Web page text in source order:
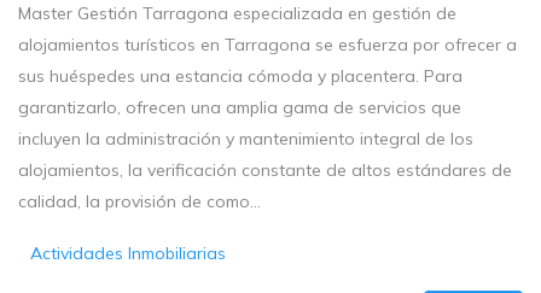
Master Gestión Tarragona especializada en gestión de
alojamientos turísticos en Tarragona se esfuerza por ofrecer a
sus huéspedes una estancia cómoda y placentera. Para
garantizarlo, ofrecen una amplia gama de servicios que
incluyen la administración y mantenimiento integral de los
alojamientos, la verificación constante de altos estándares de
calidad, la provisión de como...
Actividades Inmobiliarias